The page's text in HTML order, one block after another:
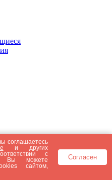
соглашаетесь
и других
с
Вы можете
сайтом,
Согласен